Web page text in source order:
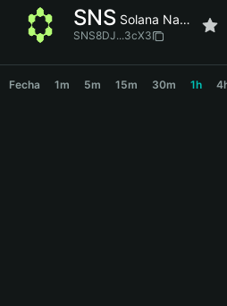
简体中文
繁體中文
Bahasa Indonesia
SNS Solana Name Service
SNS8DJ...3cX3
Fecha 1m 5m 15m 30m 1h